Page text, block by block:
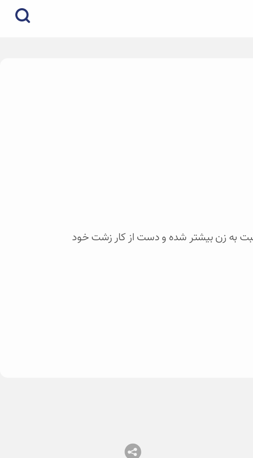
به زن بیشتر شده و دست از کار زشت خود